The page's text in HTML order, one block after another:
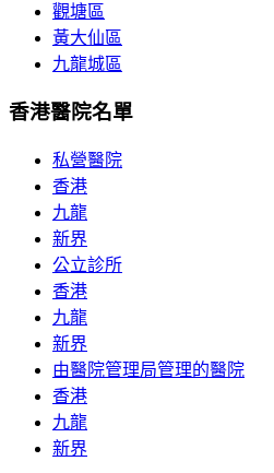
觀塘區
黃大仙區
九龍城區
香港醫院名單
私營醫院
香港
九龍
新界
公立診所
香港
九龍
新界
由醫院管理局管理的醫院
香港
九龍
新界